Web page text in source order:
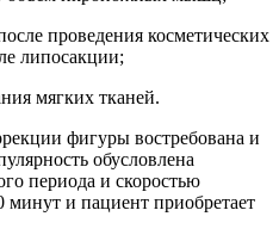
проведения косметических
липосакции;
мягких тканей.
фигуры востребована и
обусловлена
периода и скоростью
минут и пациент приобретает